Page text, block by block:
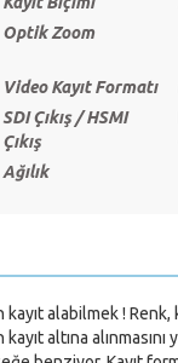
Optik Zoom
Video Kayıt Formatı
SDI Çıkış / HSMI
Çıkış
Ağılık
alabilmek ! Renk,
altına alınmasını